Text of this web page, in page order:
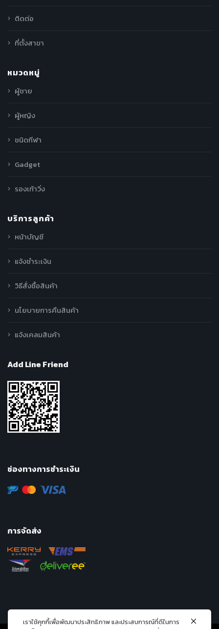
ติดต่อ
ที่ตั้งสาขา
หมวดหมู่
ผู้ชาย
ผู้หญิง
ชนิดกีฬา
Gadget
รองเท้าวิ่ง
บริการลูกค้า
หน้าบัญชี
แจ้งชำระเงิน
วิธีสั่งซื้อสินค้า
นโยบายการคืนสินค้า
แจ้งเคลมสินค้า
Add Line Friend
ช่องทางการชำระเงิน
การจัดส่ง
เราใช้คุกกี้เพื่อพัฒนาประสิทธิภาพ และประสบการณ์ที่ดีในการ